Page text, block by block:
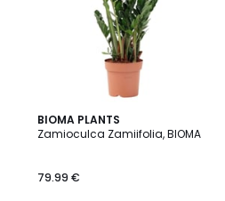
BIOMA PLANTS
Zamioculca Zamiifolia, BIOMA
79.99 €